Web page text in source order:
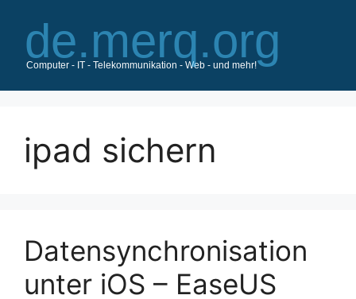
Inhalt
springen
ipad sichern
Datensynchronisation
unter iOS – EaseUS